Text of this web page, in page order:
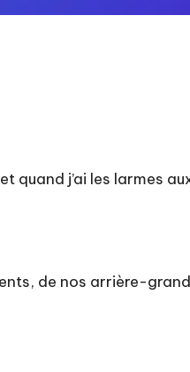
quand j’ai les larmes
de nos arrière-